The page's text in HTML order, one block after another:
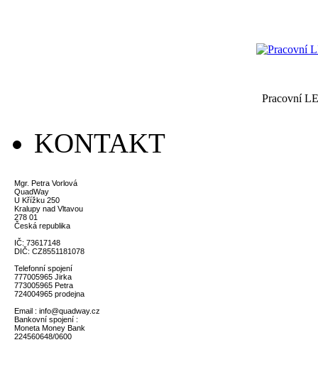
Pracovní
KONTAKT
Mgr. Petra Vorlová
QuadWay
U Křížku 250
Kralupy nad Vltavou
278 01
Česká republika
IČ: 73617148
DIČ: CZ8551181078
Telefonní spojení
777005965 Jirka
773005965 Petra
724004965 prodejna
Email : info@quadway.cz
Bankovní spojení :
Moneta Money Bank
224560648/0600